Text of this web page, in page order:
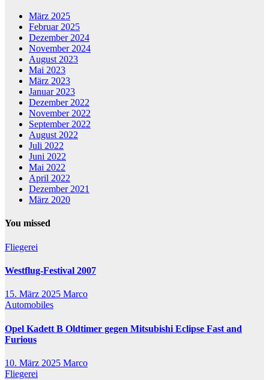
März 2025
Februar 2025
Dezember 2024
November 2024
August 2023
Mai 2023
März 2023
Januar 2023
Dezember 2022
November 2022
September 2022
August 2022
Juli 2022
Juni 2022
Mai 2022
April 2022
Dezember 2021
März 2020
You missed
Fliegerei
Westflug-Festival 2007
15. März 2025 Marco
Automobiles
Opel Kadett B Oldtimer gegen Mitsubishi Eclipse Fast and
Furious
10. März 2025 Marco
Fliegerei